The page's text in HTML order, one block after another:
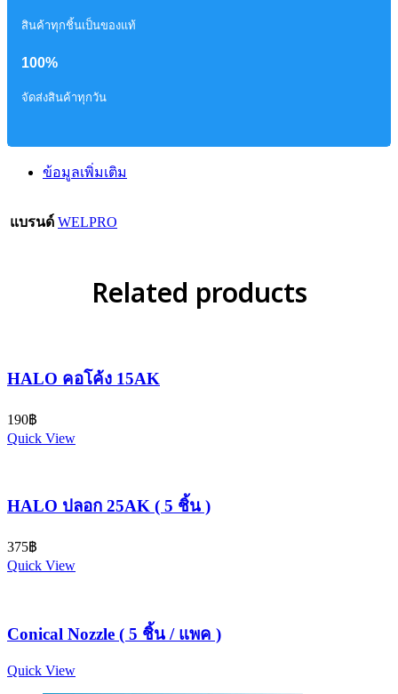
สินค้าทุกชิ้นเป็นของแท้
100%
จัดส่งสินค้าทุกวัน
ข้อมูลเพิ่มเติม
แบรนด์ WELPRO
Related products
HALO คอโค้ง 15AK
190฿
Quick View
HALO ปลอก 25AK ( 5 ชิ้น )
375฿
Quick View
Conical Nozzle ( 5 ชิ้น / แพค )
Quick View